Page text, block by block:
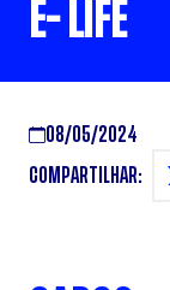
E- LIFE
08/05/2024
COMPARTILHAR: